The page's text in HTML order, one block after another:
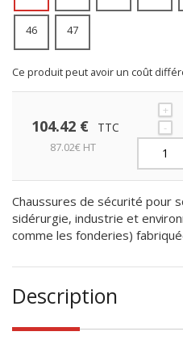
46 47
Ce produit peut avoir un coût
104.42 € TTC
87.02€ HT
+
-
Chaussures de sécurité pour
sidérurgie, industrie et
comme les fonderies)
Description